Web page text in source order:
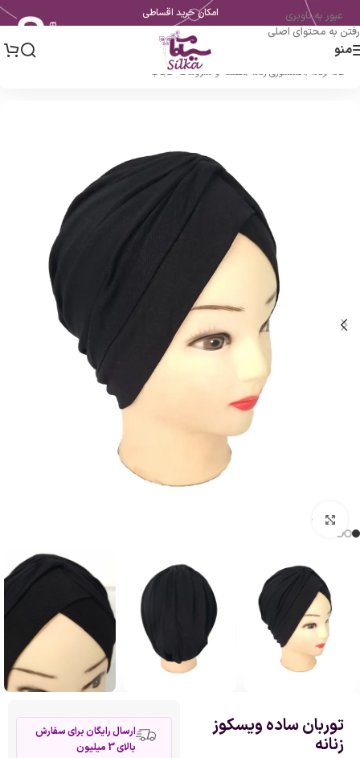
عبور به ناوبری
رفتن به محتوای اصلی
امکان خرید اقساطی
منو
خانه /زنانه /اکسسوری زنانه /مقنعه و ملزومات حجاب
بزرگنمایی تصویر
توربان ساده ویسکوز
زنانه
ارسال رایگان برای سفارش
بالای 3 میلیون